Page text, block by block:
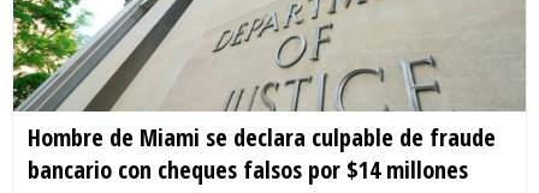
Hombre de Miami se declara culpable de fraude
bancario con cheques falsos por $14 millones